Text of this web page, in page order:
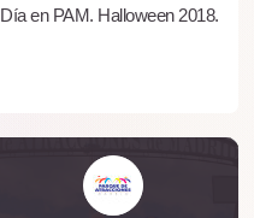
Día en PAM. Halloween 2018.